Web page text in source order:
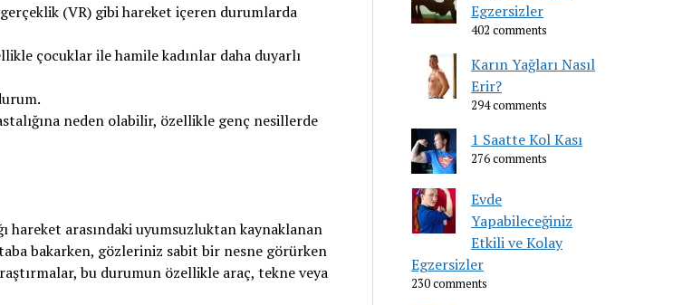
(VR) gibi hareket içeren durumlarda
çocuklar ile hamile kadınlar daha duyarlı
neden olabilir, özellikle genç nesillerde
hareket arasındaki uyumsuzluktan kaynaklanan
bakarken, gözleriniz sabit bir nesne görürken
bu durumun özellikle araç, tekne veya
Egzersizler
402 comments
Karın Yağları Nasıl
Erir?
294 comments
1 Saatte Kol Kası
276 comments
Evde
Yapabileceğiniz
Etkili ve Kolay
Egzersizler
230 comments